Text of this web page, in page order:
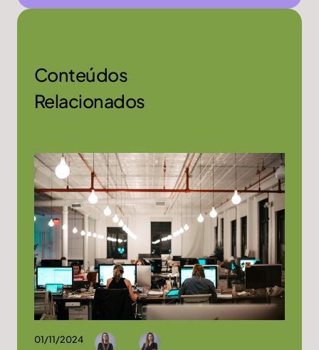
Conteúdos
Relacionados
01/11/2024